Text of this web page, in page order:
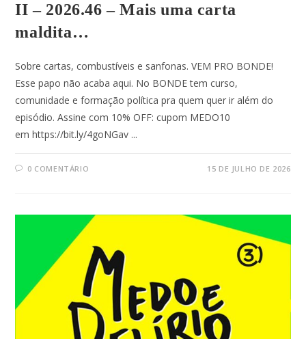
II – 2026.46 – Mais uma carta
maldita…
Sobre cartas, combustíveis e sanfonas. VEM PRO BONDE!
Esse papo não acaba aqui. No BONDE tem curso,
comunidade e formação política pra quem quer ir além do
episódio. Assine com 10% OFF: cupom MEDO10
em https://bit.ly/4goNGav ...
0 COMENTÁRIO 15 DE JULHO DE 2026